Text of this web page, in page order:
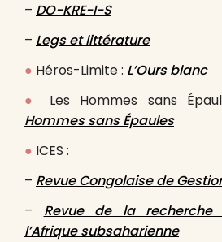
– DO-KRE-I-S
– Legs et littérature
● Héros-Limite : L’Ours blanc
●
Les Hommes sans
Hommes sans Épaules
● ICES :
– Revue Congolaise de
– Revue de la recherche
l’Afrique subsaharienne